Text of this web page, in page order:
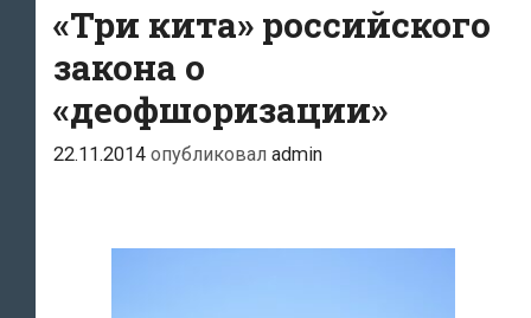
«Три кита» российского
закона о
«деофшоризации»
22.11.2014 опубликовал admin